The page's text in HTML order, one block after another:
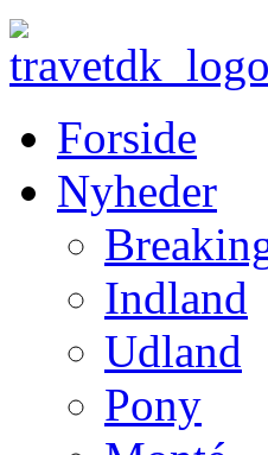
Forside
Nyheder
Indland
Udland
Pony